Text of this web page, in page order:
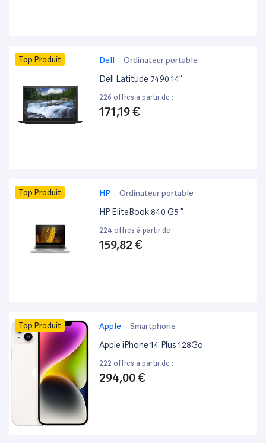
Top Produit Dell - Ordinateur portable
Dell Latitude 7490 14”
226 offres à partir de :
171,19 €
Top Produit HP - Ordinateur portable
HP EliteBook 840 G5 ”
224 offres à partir de :
159,82 €
Top Produit Apple - Smartphone
Apple iPhone 14 Plus 128Go
222 offres à partir de :
294,00 €